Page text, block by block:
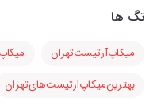
تگ ها
میکاپ‌آرتیست‌تهران
بهترین‌میکاپ‌ارتیست‌های‌تهران